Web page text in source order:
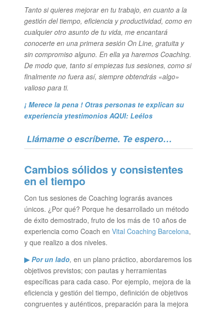
Tanto si quieres mejorar en tu trabajo, en cuanto a la
gestión del tiempo, eficiencia y productividad, como en
cualquier otro asunto de tu vida, me encantará
conocerte en una primera sesión On Line, gratuita y
sin compromiso alguno. En ella ya haremos Coaching.
De modo que, tanto si empiezas tus sesiones, como si
finalmente no fuera así, siempre obtendrás «algo»
valioso para ti.
¡ Merece la pena ! Otras personas te explican su
experiencia ytestimonios AQUI: Leélos
Llámame o escríbeme. Te espero…
Cambios sólidos y consistentes
en el tiempo
Con tus sesiones de Coaching lograrás avances
únicos. ¿Por qué? Porque he desarrollado un método
de éxito demostrado, fruto de los más de 10 años de
experiencia como Coach en Vital Coaching Barcelona,
y que realizo a dos niveles.
▶Por un lado, en un plano práctico, abordaremos los
objetivos previstos; con pautas y herramientas
específicas para cada caso. Por ejemplo, mejora de la
eficiencia y gestión del tiempo, definición de objetivos
congruentes y auténticos, preparación para la mejora